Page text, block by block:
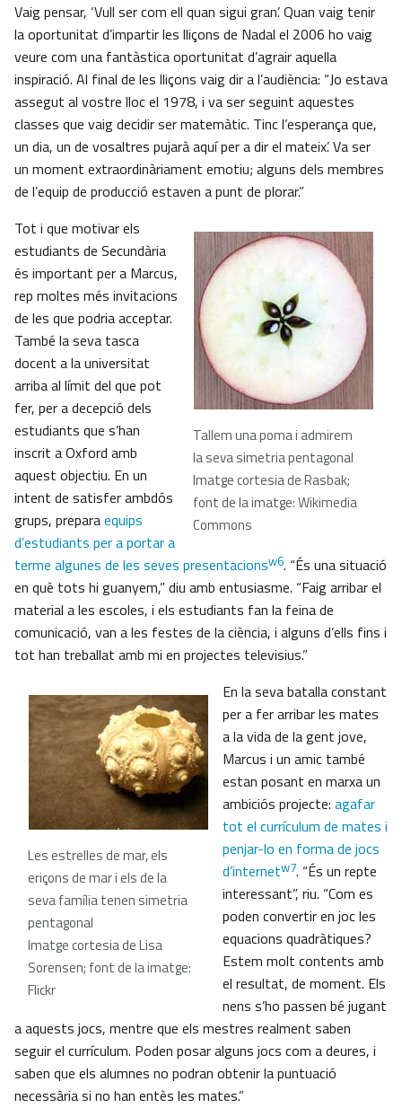
Vaig pensar, ‘Vull ser com ell quan sigui gran’. Quan vaig tenir
la oportunitat d’impartir les lliçons de Nadal el 2006 ho vaig
veure com una fantàstica oportunitat d’agrair aquella
inspiració. Al final de les lliçons vaig dir a l’audiència: “Jo estava
assegut al vostre lloc el 1978, i va ser seguint aquestes
classes que vaig decidir ser matemàtic. Tinc l’esperança que,
un dia, un de vosaltres pujarà aquí per a dir el mateix’. Va ser
un moment extraordinàriament emotiu; alguns dels membres
de l’equip de producció estaven a punt de plorar.”
Tallem una poma i admirem
la seva simetria pentagonal
Imatge cortesia de Rasbak;
font de la imatge: Wikimedia
Commons
Tot i que motivar els
estudiants de Secundària
és important per a Marcus,
rep moltes més invitacions
de les que podria acceptar.
També la seva tasca
docent a la universitat
arriba al límit del que pot
fer, per a decepció dels
estudiants que s’han
inscrit a Oxford amb
aquest objectiu. En un
intent de satisfer ambdós
grups, preparaequips
d’estudiants per a portar a
terme algunes de les seves presentacionsw6. “És una situació
en què tots hi guanyem,” diu amb entusiasme. “Faig arribar el
material a les escoles, i els estudiants fan la feina de
comunicació, van a les festes de la ciència, i alguns d’ells fins i
tot han treballat amb mi en projectes televisius.”
Les estrelles de mar, els
eriçons de mar i els de la
seva família tenen simetria
pentagonal
Imatge cortesia de Lisa
Sorensen; font de la imatge:
Flickr
En la seva batalla constant
per a fer arribar les mates
a la vida de la gent jove,
Marcus i un amic també
estan posant en marxa un
ambiciós projecte: agafar
tot el currículum de mates i
penjar-lo en forma de jocs
d’internetw7. “És un repte
interessant”, riu. “Com es
poden convertir en joc les
equacions quadràtiques?
Estem molt contents amb
el resultat, de moment. Els
nens s’ho passen bé jugant
a aquests jocs, mentre que els mestres realment saben
seguir el currículum. Poden posar alguns jocs com a deures, i
saben que els alumnes no podran obtenir la puntuació
necessària si no han entès les mates.”